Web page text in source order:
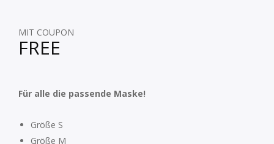
MIT COUPON
FREE
Für alle die passende Maske!
Größe S
Größe M